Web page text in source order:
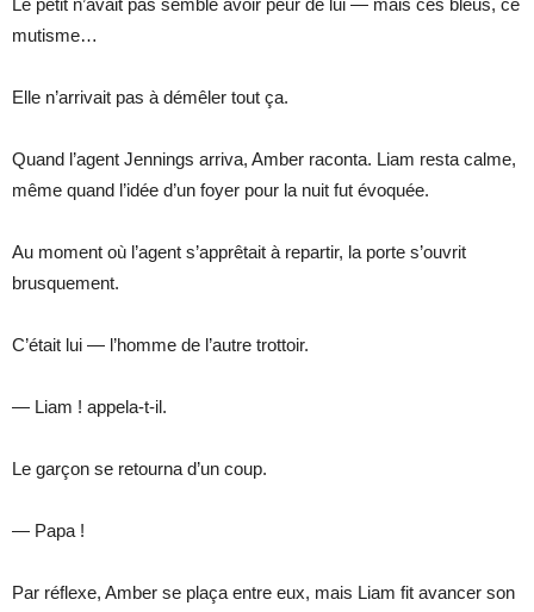
Le petit n’avait pas semblé avoir peur de lui — mais ces bleus, ce
mutisme…
Elle n’arrivait pas à démêler tout ça.
Quand l’agent Jennings arriva, Amber raconta. Liam resta calme,
même quand l’idée d’un foyer pour la nuit fut évoquée.
Au moment où l’agent s’apprêtait à repartir, la porte s’ouvrit
brusquement.
C’était lui — l’homme de l’autre trottoir.
— Liam ! appela-t-il.
Le garçon se retourna d’un coup.
— Papa !
Par réflexe, Amber se plaça entre eux, mais Liam fit avancer son